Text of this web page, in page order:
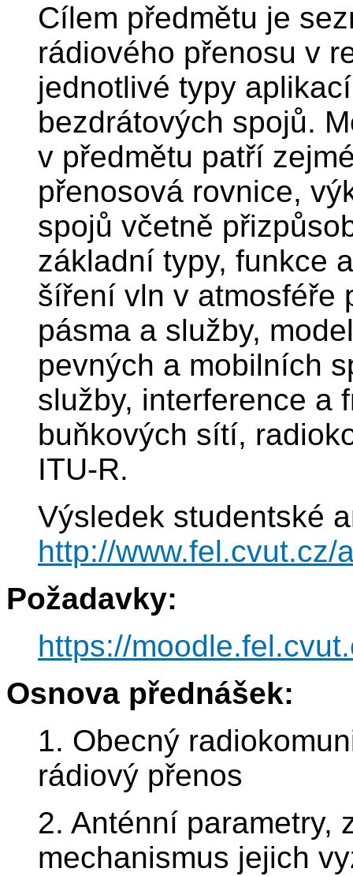
Cílem předmětu je
rádiového přenosu v
jednotlivé typy
bezdrátových spojů.
v předmětu patří
přenosová rovnice,
spojů včetně
základní typy, funkce
šíření vln v atmosféře
pásma a služby,
pevných a mobilních
služby, interference a
buňkových sítí,
ITU-R.
Výsledek studentské
http://www.fel.cvut.cz/
Požadavky:
https://
Osnova přednášek:
1. Obecný
rádiový přenos
2. Anténní parametry,
mechanismus jejich